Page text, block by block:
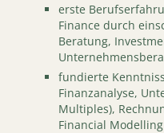
erste
Finance durch
Beratung,
fundierte
Finanzanalyse,
Multiples),
Financial Modelling